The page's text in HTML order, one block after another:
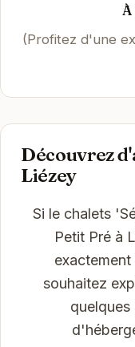
(Profitez d'une
Découvrez
Liézey
Si le chalets
Petit Pré à
souhaitez